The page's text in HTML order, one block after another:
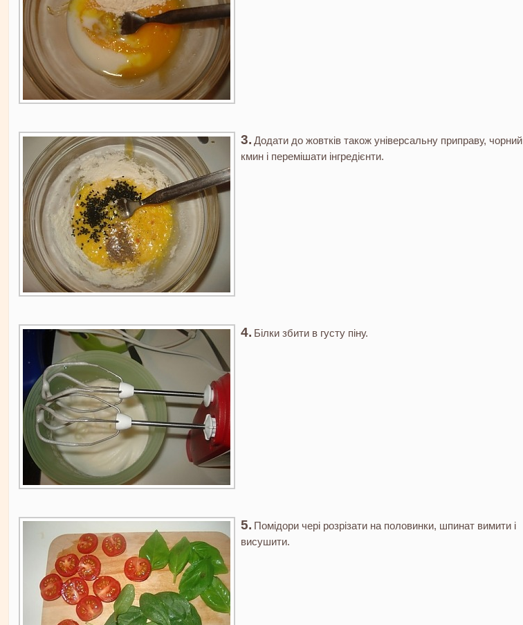
Додати до жовтків також універсальну приправу, чорний
кмин і перемішати інгредієнти.
Білки збити в густу піну.
Помідори чері розрізати на половинки, шпинат вимити і
висушити.